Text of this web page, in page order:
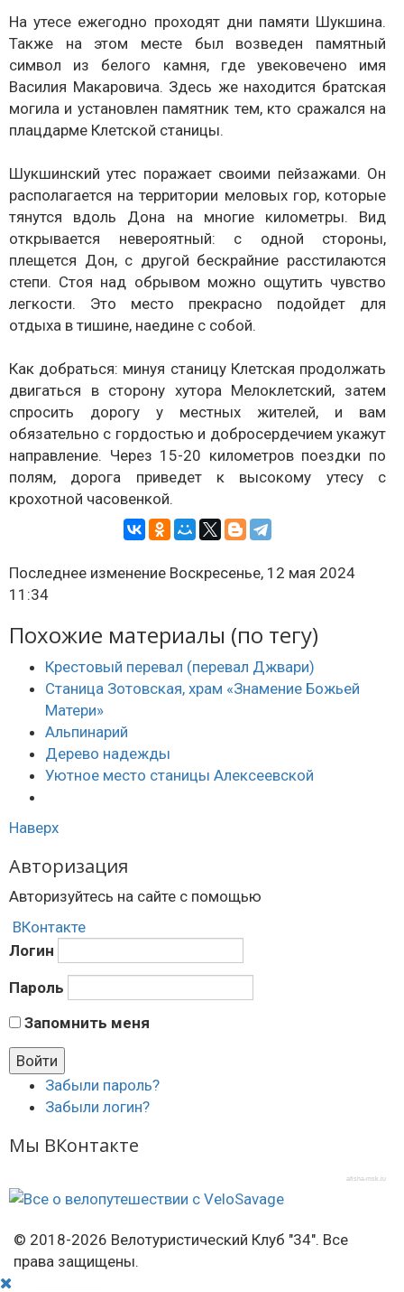
На утесе ежегодно проходят дни памяти Шукшина.
Также на этом месте был возведен памятный
символ из белого камня, где увековечено имя
Василия Макаровича. Здесь же находится братская
могила и установлен памятник тем, кто сражался на
плацдарме Клетской станицы.
Шукшинский утес поражает своими пейзажами. Он
располагается на территории меловых гор, которые
тянутся вдоль Дона на многие километры. Вид
открывается невероятный: с одной стороны,
плещется Дон, с другой бескрайние расстилаются
степи. Стоя над обрывом можно ощутить чувство
легкости. Это место прекрасно подойдет для
отдыха в тишине, наедине с собой.
Как добраться: минуя станицу Клетская продолжать
двигаться в сторону хутора Мелоклетский, затем
спросить дорогу у местных жителей, и вам
обязательно с гордостью и добросердечием укажут
направление. Через 15-20 километров поездки по
полям, дорога приведет к высокому утесу с
крохотной часовенкой.
Последнее изменение Воскресенье, 12 мая 2024
11:34
Похожие материалы (по тегу)
Крестовый перевал (перевал Джвари)
Станица Зотовская, храм «Знамение Божьей
Матери»
Альпинарий
Дерево надежды
Уютное место станицы Алексеевской
Наверх
Авторизация
Авторизуйтесь на сайте с помощью
ВКонтакте
Логин
Пароль
Запомнить меня
Забыли пароль?
Забыли логин?
Мы ВКонтакте
afisha-msk.ru
© 2018-2026 Велотуристический Клуб "34". Все
права защищены.